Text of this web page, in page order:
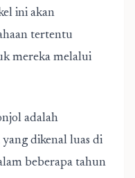
ini akan
tertentu
mereka melalui
adalah
dikenal luas di
beberapa tahun